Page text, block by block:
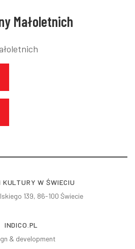
Małoletnich
KULTURY W ŚWIECIU
139, 86-100 Świecie
INDICO.PL
& development